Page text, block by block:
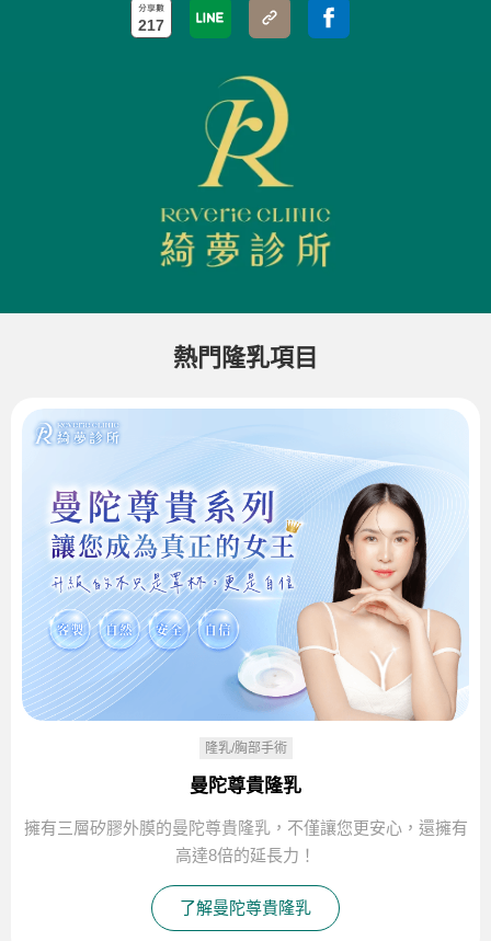
217
熱門隆乳項目
隆乳/胸部手術
曼陀尊貴隆乳
擁有三層矽膠外膜的曼陀尊貴隆乳，不僅讓您更安心，還擁有
高達8倍的延長力！
了解曼陀尊貴隆乳